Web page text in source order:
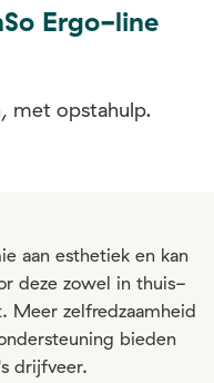
Ergo-line
met opstahulp.
aan esthetiek en kan
deze zowel in thuis-
Meer zelfredzaamheid
bieden
drijfveer.